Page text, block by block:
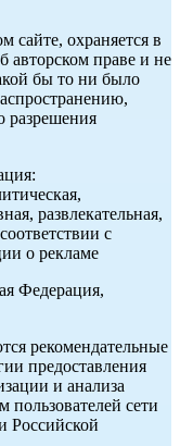
сайте, охраняется в
авторском праве и не
бы то ни было
разрешения
развлекательная,
с
о рекламе
Федерация,
рекомендательные
предоставления
и анализа
пользователей сети
Российской